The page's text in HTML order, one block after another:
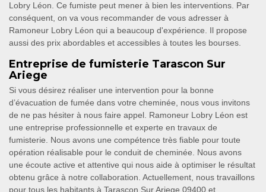
Lobry Léon. Ce fumiste peut mener à bien les interventions. Par
conséquent, on va vous recommander de vous adresser à
Ramoneur Lobry Léon qui a beaucoup d'expérience. Il propose
aussi des prix abordables et accessibles à toutes les bourses.
Entreprise de fumisterie Tarascon Sur
Ariege
Si vous désirez réaliser une intervention pour la bonne
d’évacuation de fumée dans votre cheminée, nous vous invitons
de ne pas hésiter à nous faire appel. Ramoneur Lobry Léon est
une entreprise professionnelle et experte en travaux de
fumisterie. Nous avons une compétence très fiable pour toute
opération réalisable pour le conduit de cheminée. Nous avons
une écoute active et attentive qui nous aide à optimiser le résultat
obtenu grâce à notre collaboration. Actuellement, nous travaillons
pour tous les habitants à Tarascon Sur Ariege 09400 et